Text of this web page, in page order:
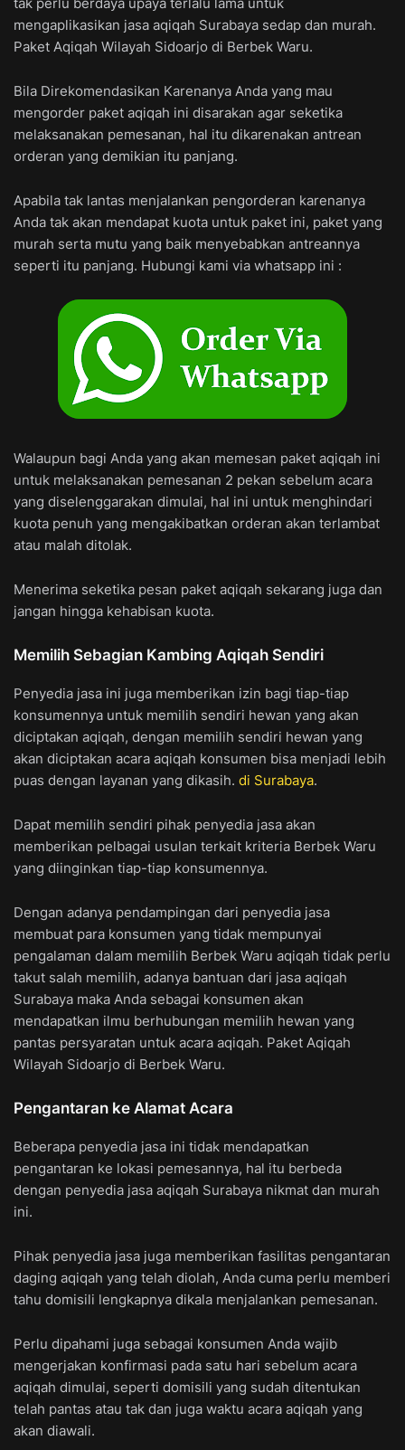
mengaplikasikan jasa aqiqah Surabaya sedap dan murah.
Paket Aqiqah Wilayah Sidoarjo di Berbek Waru.
Bila Direkomendasikan Karenanya Anda yang mau
mengorder paket aqiqah ini disarakan agar seketika
melaksanakan pemesanan, hal itu dikarenakan antrean
orderan yang demikian itu panjang.
Apabila tak lantas menjalankan pengorderan karenanya
Anda tak akan mendapat kuota untuk paket ini, paket yang
murah serta mutu yang baik menyebabkan antreannya
seperti itu panjang. Hubungi kami via whatsapp ini :
Walaupun bagi Anda yang akan memesan paket aqiqah ini
untuk melaksanakan pemesanan 2 pekan sebelum acara
yang diselenggarakan dimulai, hal ini untuk menghindari
kuota penuh yang mengakibatkan orderan akan terlambat
atau malah ditolak.
Menerima seketika pesan paket aqiqah sekarang juga dan
jangan hingga kehabisan kuota.
Memilih Sebagian Kambing Aqiqah Sendiri
Penyedia jasa ini juga memberikan izin bagi tiap-tiap
konsumennya untuk memilih sendiri hewan yang akan
diciptakan aqiqah, dengan memilih sendiri hewan yang
akan diciptakan acara aqiqah konsumen bisa menjadi lebih
puas dengan layanan yang dikasih. di Surabaya.
Dapat memilih sendiri pihak penyedia jasa akan
memberikan pelbagai usulan terkait kriteria Berbek Waru
yang diinginkan tiap-tiap konsumennya.
Dengan adanya pendampingan dari penyedia jasa
membuat para konsumen yang tidak mempunyai
pengalaman dalam memilih Berbek Waru aqiqah tidak perlu
takut salah memilih, adanya bantuan dari jasa aqiqah
Surabaya maka Anda sebagai konsumen akan
mendapatkan ilmu berhubungan memilih hewan yang
pantas persyaratan untuk acara aqiqah. Paket Aqiqah
Wilayah Sidoarjo di Berbek Waru.
Pengantaran ke Alamat Acara
Beberapa penyedia jasa ini tidak mendapatkan
pengantaran ke lokasi pemesannya, hal itu berbeda
dengan penyedia jasa aqiqah Surabaya nikmat dan murah
ini.
Pihak penyedia jasa juga memberikan fasilitas pengantaran
daging aqiqah yang telah diolah, Anda cuma perlu memberi
tahu domisili lengkapnya dikala menjalankan pemesanan.
Perlu dipahami juga sebagai konsumen Anda wajib
mengerjakan konfirmasi pada satu hari sebelum acara
aqiqah dimulai, seperti domisili yang sudah ditentukan
telah pantas atau tak dan juga waktu acara aqiqah yang
akan diawali.